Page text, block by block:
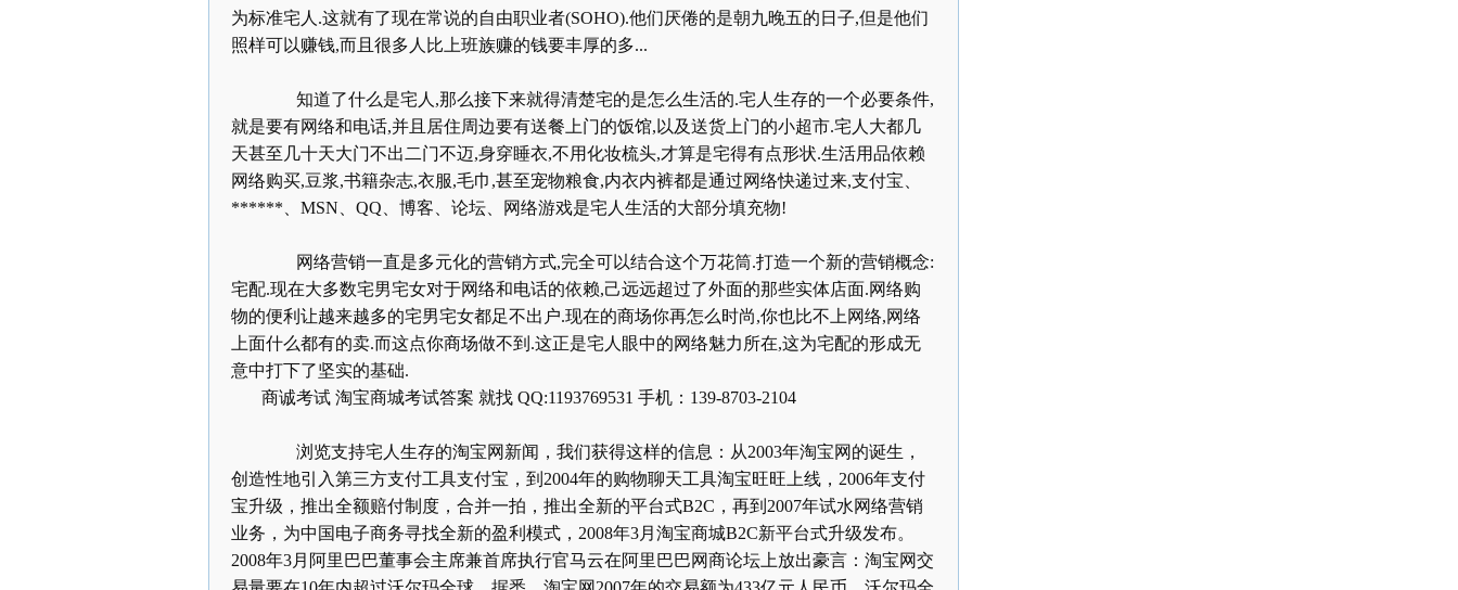
为标准宅人 .这就有了现在常说的自由职业者(SOHO).他们厌倦的是朝九晚五的日子,但是他们
照样可以赚钱,而且很多人比上班族赚的钱要丰厚的多...
知道了什么是宅人 ,那么接下来就得清楚宅的是怎么生活的.宅人生存的一个必要条件,
就是要有网络和电话,并且居住周边要有送餐上门的饭馆, 以及送货上门的小超市.宅人大都几
天甚至几十天大门不出二门不迈,身穿睡衣,不用化妆梳头,才算是宅得有点形状.生活用品依赖
网络购买,豆浆,书籍杂志,衣服,毛巾 ,甚至宠物粮食,内衣内裤都是通过网络快递过来,支付宝、
******、 MSN QQ 、博客、论坛、网络游戏是宅人生活的大部分填充物!
网络营销一直是多元化的营销方式,完全可以结合这个万花筒.打造一个新的营销概念:
宅配.现在大多数宅男宅女对于网络和电话的依赖,己远远超过了外面的那些实体店面.网络购
物的便利让越来越多的宅男宅女都足不出户.现在的商场你再怎么时尚,你也比不上网络,网络
上面什么都有的卖.而这点你商场做不到 .这正是宅人眼中的网络魅力所在,这为宅配的形成无
意中打下了坚实的基础.
商诚考试 淘宝商城考试答案 就找 QQ:1193769531 手机： 139-8703-2104
浏览支持宅人生存的淘宝网新闻，我们获得这样的信息：从2003年淘宝网的诞生，
创造性地引入第三方支付工具支付宝，到 2004年的购物聊天工具淘宝旺旺上线， 2006年支付
宝升级，推出全额赔付制度，合并一拍，推出全新的平台式B2C ，再到 2007年试水网络营销
业务，为中国电子商务寻找全新的盈利模式， 2008年3月淘宝商城B2C新平台式升级发布。
2008年3月阿里巴巴董事会主席兼首席执行官马云在阿里巴巴网商论坛上放出豪言：淘宝网交